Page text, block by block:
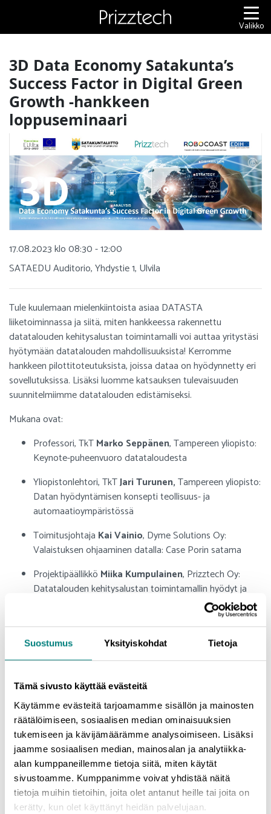
Suostumus Yksityiskohdat Tietoja
Tämä sivusto käyttää evästeitä
Käytämme evästeitä tarjoamamme sisällön ja mainosten
räätälöimiseen, sosiaalisen median ominaisuuksien
tukemiseen ja kävijämäärämme analysoimiseen. Lisäksi
jaamme sosiaalisen median, mainosalan ja analytiikka-
alan kumppaneillemme tietoja siitä, miten käytät
sivustoamme. Kumppanimme voivat yhdistää näitä
tietoja muihin tietoihin, joita olet antanut heille tai joita on
kerätty, kun olet käyttänyt heidän palvelujaan.
Valikko
3D Data Economy Satakunta’s
Success Factor in Digital Green
Growth -hankkeen
loppuseminaari
17.08.2023 klo 08:30 - 12:00
SATAEDU Auditorio, Yhdystie 1, Ulvila
Tule kuulemaan mielenkiintoista asiaa DATASTA
liiketoiminnassa ja siitä, miten hankkeessa rakennettu
datatalouden kehitysalustan toimintamalli voi auttaa yritystäsi
hyötymään datatalouden mahdollisuuksista! Kerromme
hankkeen pilottitoteutuksista, joissa dataa on hyödynnetty eri
sovellutuksissa. Lisäksi luomme katsauksen tulevaisuuden
suunnitelmiimme datatalouden edistämiseksi.
Mukana ovat:
Professori, TkTMarko Seppänen, Tampereen yliopisto:
Keynote-puheenvuoro datataloudesta
Yliopistonlehtori, TkTJari Turunen,Tampereen yliopisto:
Datan hyödyntämisen konsepti teollisuus- ja
automaatioympäristössä
Toimitusjohtaja Kai Vainio, Dyme Solutions Oy:
Valaistuksen ohjaaminen datalla: Case Porin satama
Projektipäällikkö Miika Kumpulainen, Prizztech Oy:
Datatalouden kehitysalustan toimintamallin hyödyt ja
Projektipäällikkö, DIKati Kiljunen& Kansainvälinen
liiketoimintapäällikkö, FT, KTMPirita Ihamäki,
Robocoast EDIH: Metaversumi – Uusi talous? &
Johtava asiantuntija
avaruudet ja yritysten välinen luotettu datan jakaminen
TERVETULOA MUKAAN!Ilmoittaudu tästä
3D Data Economy Satakunta’s Success Factor in Digital Green
Growth -hanke rahoitetaan REACT-EU-välineen määrärahoista
osana euroopan unionin COVID-19-pandemian johdosta
toteuttamia toimia.